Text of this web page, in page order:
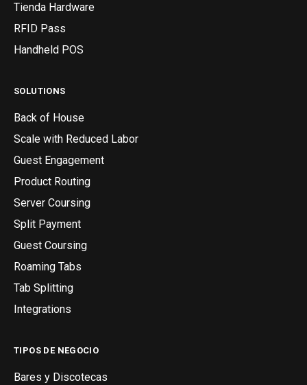
Tienda Hardware
RFID Pass
Handheld POS
SOLUTIONS
Back of House
Scale with Reduced Labor
Guest Engagement
Product Routing
Server Coursing
Split Payment
Guest Coursing
Roaming Tabs
Tab Splitting
Integrations
TIPOS DE NEGOCIO
Bares y Discotecas